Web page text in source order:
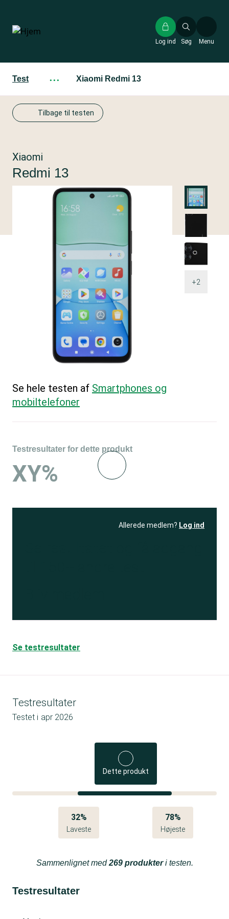
hovedindhold
Søg
Log ind Menu
Test ··· Xiaomi Redmi 13
Tilbage til testen
+2
Xiaomi
Redmi 13
Se hele testen af Smartphones og
mobiltelefoner
Testresultater for dette produkt
XY%
Allerede medlem? Log ind
Se testresultater
Testresultater
Testet i apr 2026
Dette produkt
32%
Laveste
78%
Højeste
Sammenlignet med269 produkteri testen.
Testresultater